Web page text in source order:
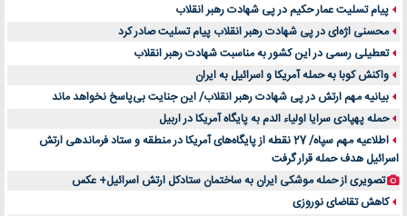
پیام تسلیت عمار حکیم در پی شهادت رهبر انقلاب
محسنی اژه‌ای در پی شهادت رهبر انقلاب پیام تسلیت صادر کرد
تعطیلی رسمی در این کشور به مناسبت شهادت رهبر انقلاب
واکنش کوبا به حمله آمریکا و اسرائیل به ایران
بیانیه مهم ارتش در پی شهادت رهبر انقلاب/ این جنایت بی‌پاسخ نخواهد ماند
حمله پهپادی سرایا اولیاء الدم به پایگاه آمریکا در اربیل
اطلاعیه مهم سپاه/ 27 نقطه از پایگاه‌های آمریکا در منطقه و ستاد فرماندهی ارتش
اسرائیل هدف حمله قرار گرفت
تصویری از حمله موشکی ایران به ساختمان ستادکل ارتش اسرائیل+ عکس
کاهش تقاضای نوروزی